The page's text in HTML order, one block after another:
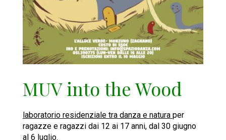
MUV into the Wood
laboratorio residenziale tra danza e natura per
ragazze e ragazzi dai 12 ai 17 anni, dal 30 giugno
al 6 luglio.